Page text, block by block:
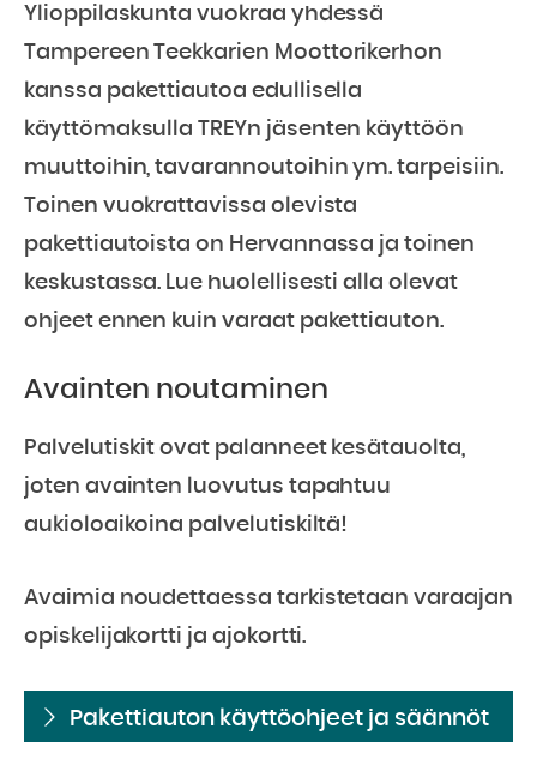
Ylioppilaskunta vuokraa yhdessä
Tampereen Teekkarien Moottorikerhon
kanssa pakettiautoa edullisella
käyttömaksulla TREYn jäsenten käyttöön
muuttoihin, tavarannoutoihin ym. tarpeisiin.
Toinen vuokrattavissa olevista
pakettiautoista on Hervannassa ja toinen
keskustassa. Lue huolellisesti alla olevat
ohjeet ennen kuin varaat pakettiauton.
Avainten noutaminen
Palvelutiskit ovat palanneet kesätauolta,
joten avainten luovutus tapahtuu
aukioloaikoina palvelutiskiltä!
Avaimia noudettaessa tarkistetaan varaajan
opiskelijakortti ja ajokortti.
Pakettiauton käyttöohjeet ja säännöt